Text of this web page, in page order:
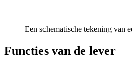
Een schematische tekening van
Functies van de lever